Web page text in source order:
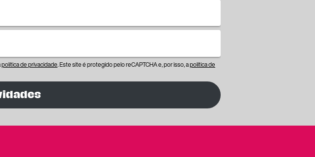
política de privacidade. Este site é protegido pelo reCAPTCHA e, por isso, apolítica de